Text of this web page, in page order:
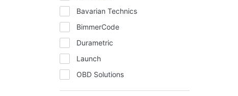
Bavarian Technics
BimmerCode
Durametric
Launch
OBD Solutions
Ross-Tech